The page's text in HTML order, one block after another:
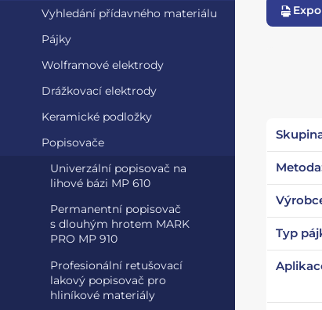
Vyhledání přídavného materiálu
Pájky
Wolframové elektrody
Drážkovací elektrody
Keramické podložky
Popisovače
Univerzální popisovač na
lihové bázi MP 610
Permanentní popisovač
s dlouhým hrotem MARK
PRO MP 910
Profesionální retušovací
lakový popisovač pro
hliníkové materiály
Typ